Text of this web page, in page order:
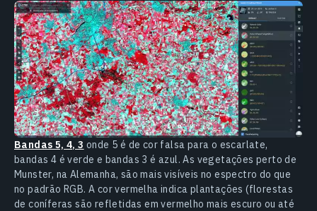
Bandas 5, 4, 3 onde 5 é de cor falsa para o escarlate,
bandas 4 é verde e bandas 3 é azul. As vegetações perto de
Munster, na Alemanha, são mais visíveis no espectro do que
no padrão RGB. A cor vermelha indica plantações (florestas
de coníferas são refletidas em vermelho mais escuro ou até